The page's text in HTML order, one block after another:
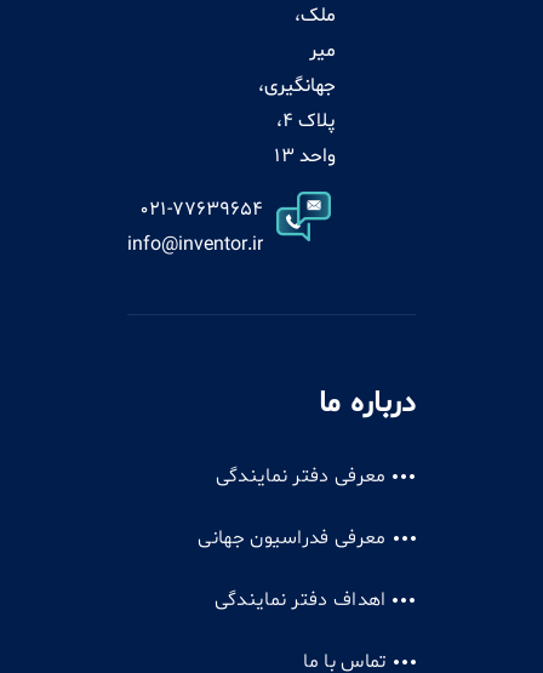
ملک،
میر
جهانگیری،
پلاک 4،
واحد 13
021-77639654
info@inventor.ir
درباره ما
معرفی دفتر نمایندگی
معرفی فدراسیون جهانی
اهداف دفتر نمایندگی
تماس با ما